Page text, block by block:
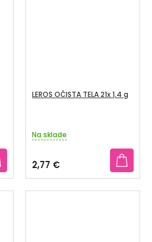
LEROS OČISTA TELA 21x 1,4 g
Na sklade
2,77 €